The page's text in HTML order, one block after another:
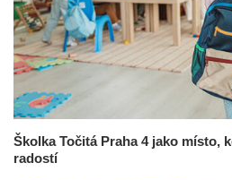
Školka Točitá Praha 4 jako místo,
radostí